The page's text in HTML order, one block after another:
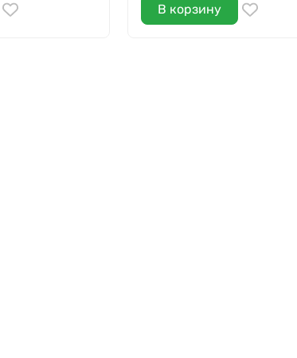
В корзину